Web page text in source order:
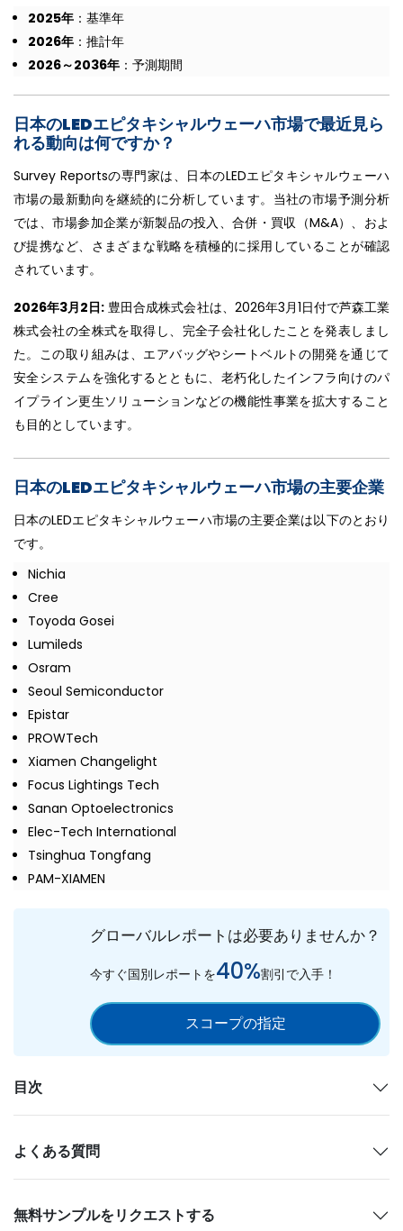
2025年 ：基準年
2026年 ：推計年
2026～2036年 ：予測期間
日本のLEDエピタキシャルウェーハ市場で最近見ら
れる動向は何ですか？
Survey Reportsの専門家は、日本のLEDエピタキシャルウェーハ
市場の最新動向を継続的に分析しています。当社の市場予測分析
では、市場参加企業が新製品の投入、合併・買収（M&A）、およ
び提携など、さまざまな戦略を積極的に採用していることが確認
されています。
2026年3月2日: 豊田合成株式会社は、2026年3月1日付で芦森工業
株式会社の全株式を取得し、完全子会社化したことを発表しまし
た。この取り組みは、エアバッグやシートベルトの開発を通じて
安全システムを強化するとともに、老朽化したインフラ向けのパ
イプライン更生ソリューションなどの機能性事業を拡大すること
も目的としています。
日本のLEDエピタキシャルウェーハ市場の主要企業
日本のLEDエピタキシャルウェーハ市場の主要企業は以下のとおり
です。
Nichia
Cree
Toyoda Gosei
Lumileds
Osram
Seoul Semiconductor
Epistar
PROWTech
Xiamen Changelight
Focus Lightings Tech
Sanan Optoelectronics
Elec-Tech International
Tsinghua Tongfang
PAM-XIAMEN
グローバルレポートは必要ありませんか？
今すぐ国別レポートを40%割引で入手！
スコープの指定
目次
よくある質問
無料サンプルをリクエストする